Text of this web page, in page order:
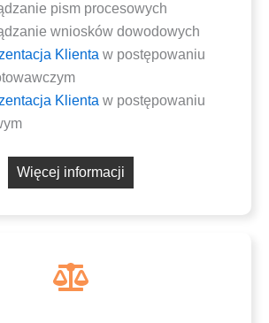
pism procesowych
wnio­sków dowodowych
Klien­ta w postę­po­wa­niu
Klien­ta w postę­po­wa­niu
Wię­cej informacji